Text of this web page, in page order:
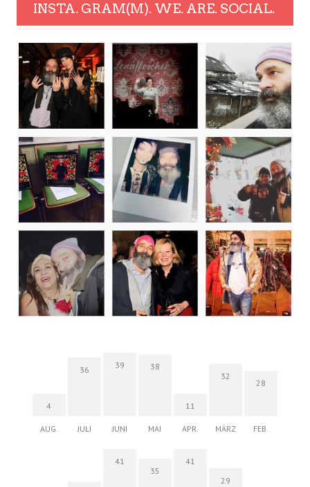
INSTA. GRAM(M). WE. ARE. SOCIAL.
4
AUG.
36
JULI
39
JUNI
38
MAI
11
APR.
32
MÄRZ
28
FEB.
41
35
41
29